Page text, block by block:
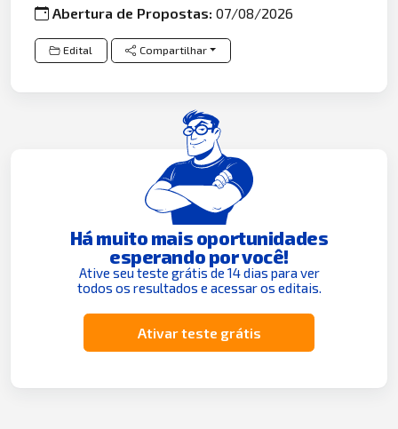
Abertura de Propostas:07/08/2026
Edital Compartilhar
Há muito mais oportunidades
esperando por você!
Ative seu teste grátis de 14 dias para ver
todos os resultados e acessar os editais.
Ativar teste grátis